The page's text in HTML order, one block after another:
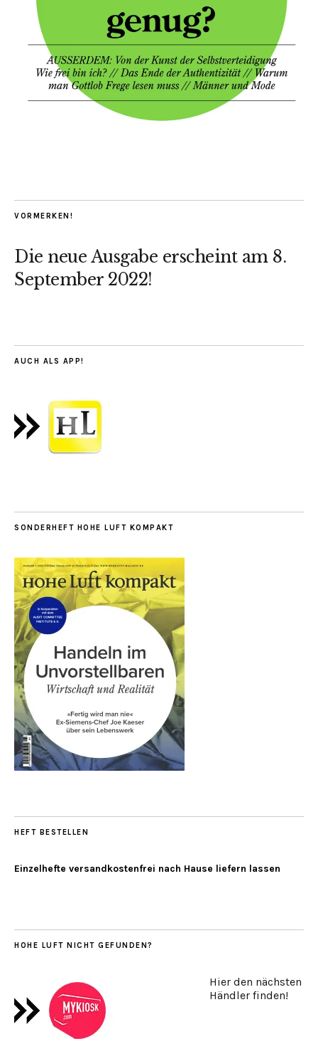
VORMERKEN!
Die neue Ausgabe erscheint am 8.
September 2022!
AUCH ALS APP!
SONDERHEFT HOHE LUFT KOMPAKT
HEFT BESTELLEN
Einzelhefte versandkostenfrei nach Hause liefern lassen
HOHE LUFT NICHT GEFUNDEN?
Hier den nächsten
Händler finden!